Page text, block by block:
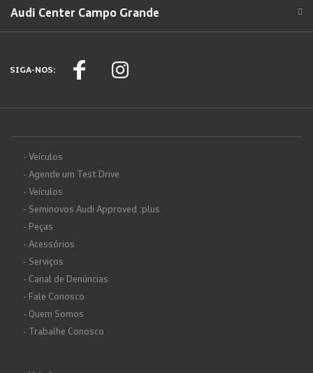
Audi Center Campo Grande
SIGA-NOS:
- Veículos
- Agende um Test Drive
- Veículos
- Seminovos Audi Approved :plus
- Peças
- Acessórios
- Serviços
- Canal de Denúncias
- Fale Conosco
- Quem Somos
- Trabalhe Conosco